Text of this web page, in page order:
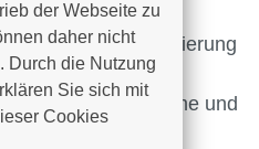
Technik-
und Digitalisierung
des Klinikum
Vollrath. „IT-Systeme und
Eltern-Kind-
der Webseite zu
daher nicht
Durch die Nutzung
Sie sich mit
Cookies